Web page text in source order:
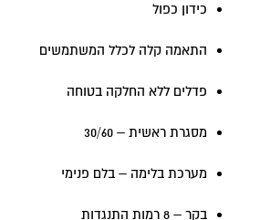
כידון כפול
התאמה קלה לכלל המשתמשים
פדלים ללא החלקה בטוחה
מסגרת ראשית – 30/60
מערכת בלימה – בלם פנימי
בקר – 8 רמות התנגדות